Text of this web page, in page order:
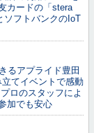
カードの「stera
ソフトバンクのIoT
るアプライド豊田
てイベントで感動
ロのスタッフによ
加でも安心